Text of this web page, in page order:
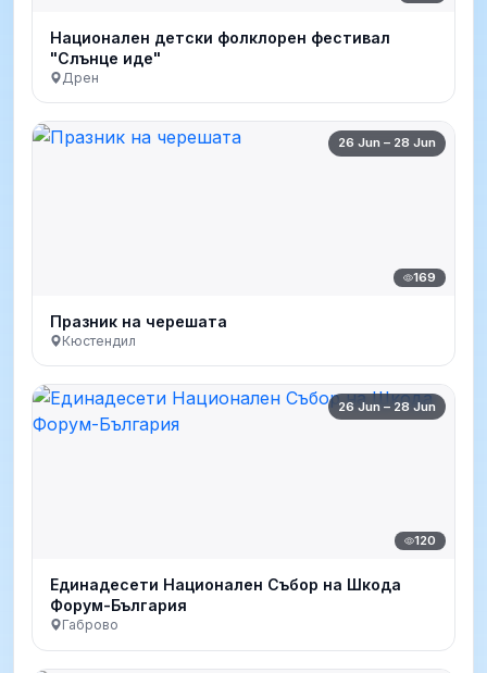
Национален детски фолклорен фестивал
"Слънце иде"
Дрен
26 Jun – 28 Jun
169
Празник на черешата
Кюстендил
26 Jun – 28 Jun
120
Единадесети Национален Събор на Шкода
Форум-България
Габрово